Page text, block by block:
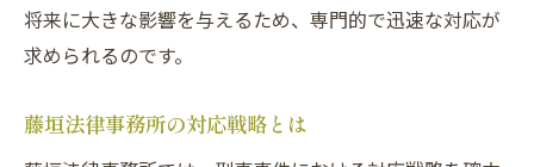
将来に大きな影響を与えるため、専門的で迅速な対応が
求められるのです。
藤垣法律事務所の対応戦略とは